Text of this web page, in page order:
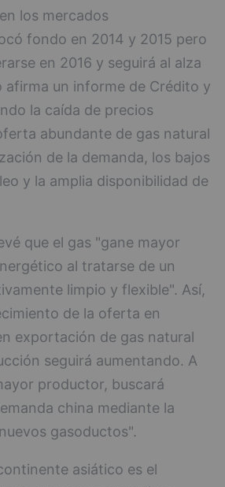
los mercados
fondo en 2014 y 2015 pero
en 2016 y seguirá al alza
afirma un informe de Crédito y
la caída de precios
abundante de gas natural
de la demanda, los bajos
y la amplia disponibilidad de
que el gas "gane mayor
al tratarse de un
limpio y flexible". Así,
de la oferta en
exportación de gas natural
seguirá aumentando. A
productor, buscará
china mediante la
gasoductos".
asiático es el